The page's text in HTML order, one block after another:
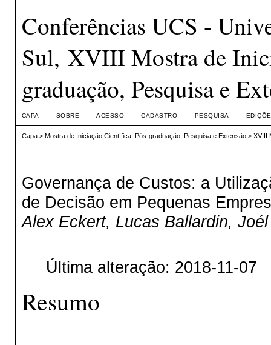
Conferências UCS -
Sul, XVIII Mostra de
graduação, Pesquisa e
CAPA SOBRE ACESSO CADASTRO PESQUISA
Capa> Mostra de Iniciação Científica, Pós-graduação, Pesquisa e Extensão> XVIII
Governança de Custos: a
de Decisão em Pequenas
Alex Eckert, Lucas Ballardin,
Última alteração: 2018-11-07
Resumo